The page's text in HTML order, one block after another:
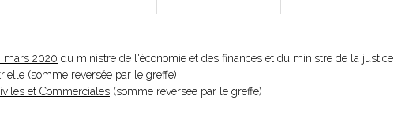
mars 2020 du ministre de l'économie et des finances et du ministre de la justice
(somme reversée par le greffe)
et Commerciales (somme reversée par le greffe)